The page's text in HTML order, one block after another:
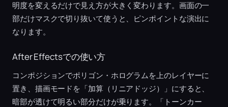
明度を変えるだけで見え方が大きく変わります。画面の一
部だけマスクで切り抜いて使うと、ピンポイントな演出に
なります。
After Effectsでの使い方
コンポジションでポリゴン・ホログラムを上のレイヤーに
置き、描画モードを「加算（リニアドッジ）」にすると、
暗部が透けて明るい部分だけが乗ります。「トーンカー